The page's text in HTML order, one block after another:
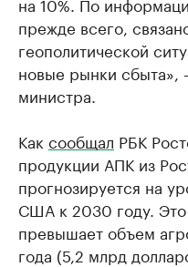
прежде всего,
геополитической
новые рынки сбыта»,
министра.
Как сообщал РБК
продукции АПК из
прогнозируется на
США к 2030 году. Это
превышает объем
года (5,2 млрд